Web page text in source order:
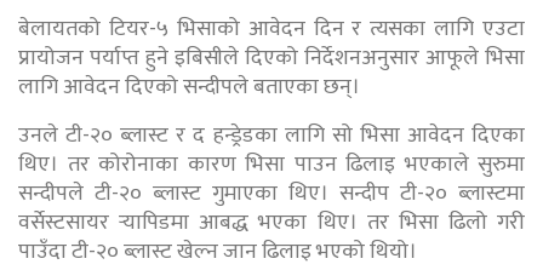
बेलायतको टियर-५ भिसाको आवेदन दिन र त्यसका लागि एउटा
प्रायोजन पर्याप्त हुने इबिसीले दिएको निर्देशनअनुसार आफूले भिसा
लागि आवेदन दिएको सन्दीपले बताएका छन्।
उनले टी-२० ब्लास्ट र द हन्ड्रेडका लागि सो भिसा आवेदन दिएका
थिए। तर कोरोनाका कारण भिसा पाउन ढिलाइ भएकाले सुरुमा
सन्दीपले टी-२० ब्लास्ट गुमाएका थिए। सन्दीप टी-२० ब्लास्टमा
वर्सेस्टसायर र्‍यापिडमा आबद्ध भएका थिए। तर भिसा ढिलो गरी
पाउँदा टी-२० ब्लास्ट खेल्न जान ढिलाइ भएको थियो।